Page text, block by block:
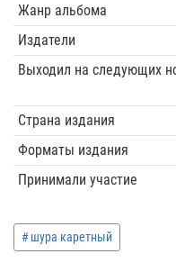
Жанр альбома
Издатели
Выходил на следующих
Страна издания
Форматы издания
Принимали участие
шура каретный